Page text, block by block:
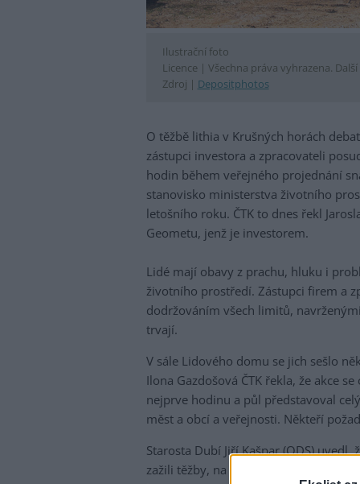
Ilustrační foto
Licence | Všechna práva vyhrazena.
Zdroj | Depositphotos
O těžbě lithia v Krušných horách
zástupci investora a zpracovateli
hodin během veřejného projednání
stanovisko ministerstva životního
letošního roku. ČTK to dnes řekl
Geometu, jenž je investorem.
Lidé mají obavy z prachu, hluku i
životního prostředí. Zástupci firem a
dodržováním všech limitů,
trvají.
V sále Lidového domu se jich sešlo
Ilona Gazdošová ČTK řekla, že akce
nejprve hodinu a půl představoval
měst a obcí a veřejnosti. Někteří
Starosta Dubí Jiří Kašpar (ODS)
zažili těžby, na Cínovci se těžilo do